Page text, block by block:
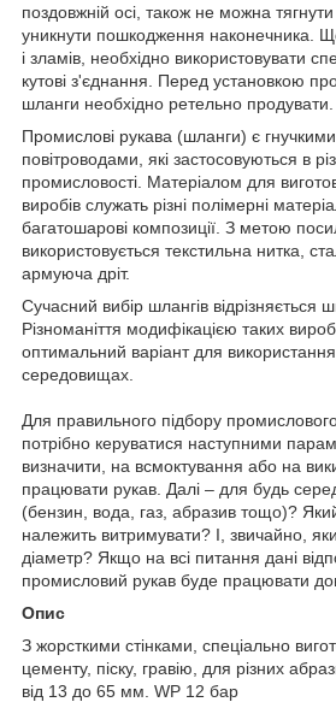
поздовжній осі, також не можна
уникнути пошкодження наконечника.
і зламів, необхідно використовувати
кутові з'єднання. Перед установкою
шланги необхідно ретельно продувати.
Промислові рукава (шланги) є
повітроводами, які застосовуються в
промисловості. Матеріалом для
виробів служать різні полімерні
багатошарові композиції. З метою
використовується текстильна нитка,
армуюча дріт.
Сучасний вибір шлангів відрізняється
Різноманіття модифікацією таких
оптимальний варіант для
середовищах.
Для правильного підбору
потрібно керуватися наступними
визначити, на всмоктування або на
працювати рукав. Далі – для будь
(бензин, вода, газ, абразив тощо)?
належить витримувати? І, звичайно,
діаметр? Якщо на всі питання дані
промисловий рукав буде працювати
Опис
З жорсткими стінками, спеціально
цементу, піску, гравію, для різних
від 13 до 65 мм. WP 12 бар